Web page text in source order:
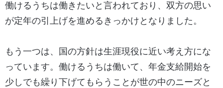
働けるうちは働きたいと言われており、双方の思い
が定年の引上げを進めるきっかけとなりました。
もう一つは、国の方針は生涯現役に近い考え方にな
っています。働けるうちは働いて、年金支給開始を
少しでも繰り下げてもらうことが世の中のニーズと